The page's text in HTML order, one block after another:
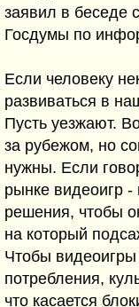
заявил в беседе
Госдумы по
Если человеку
развиваться в
Пусть уезжают.
за рубежом, но
нужны. Если
рынке видеоигр -
решения, чтобы
на который
Чтобы видеоигры
потребления,
что касается